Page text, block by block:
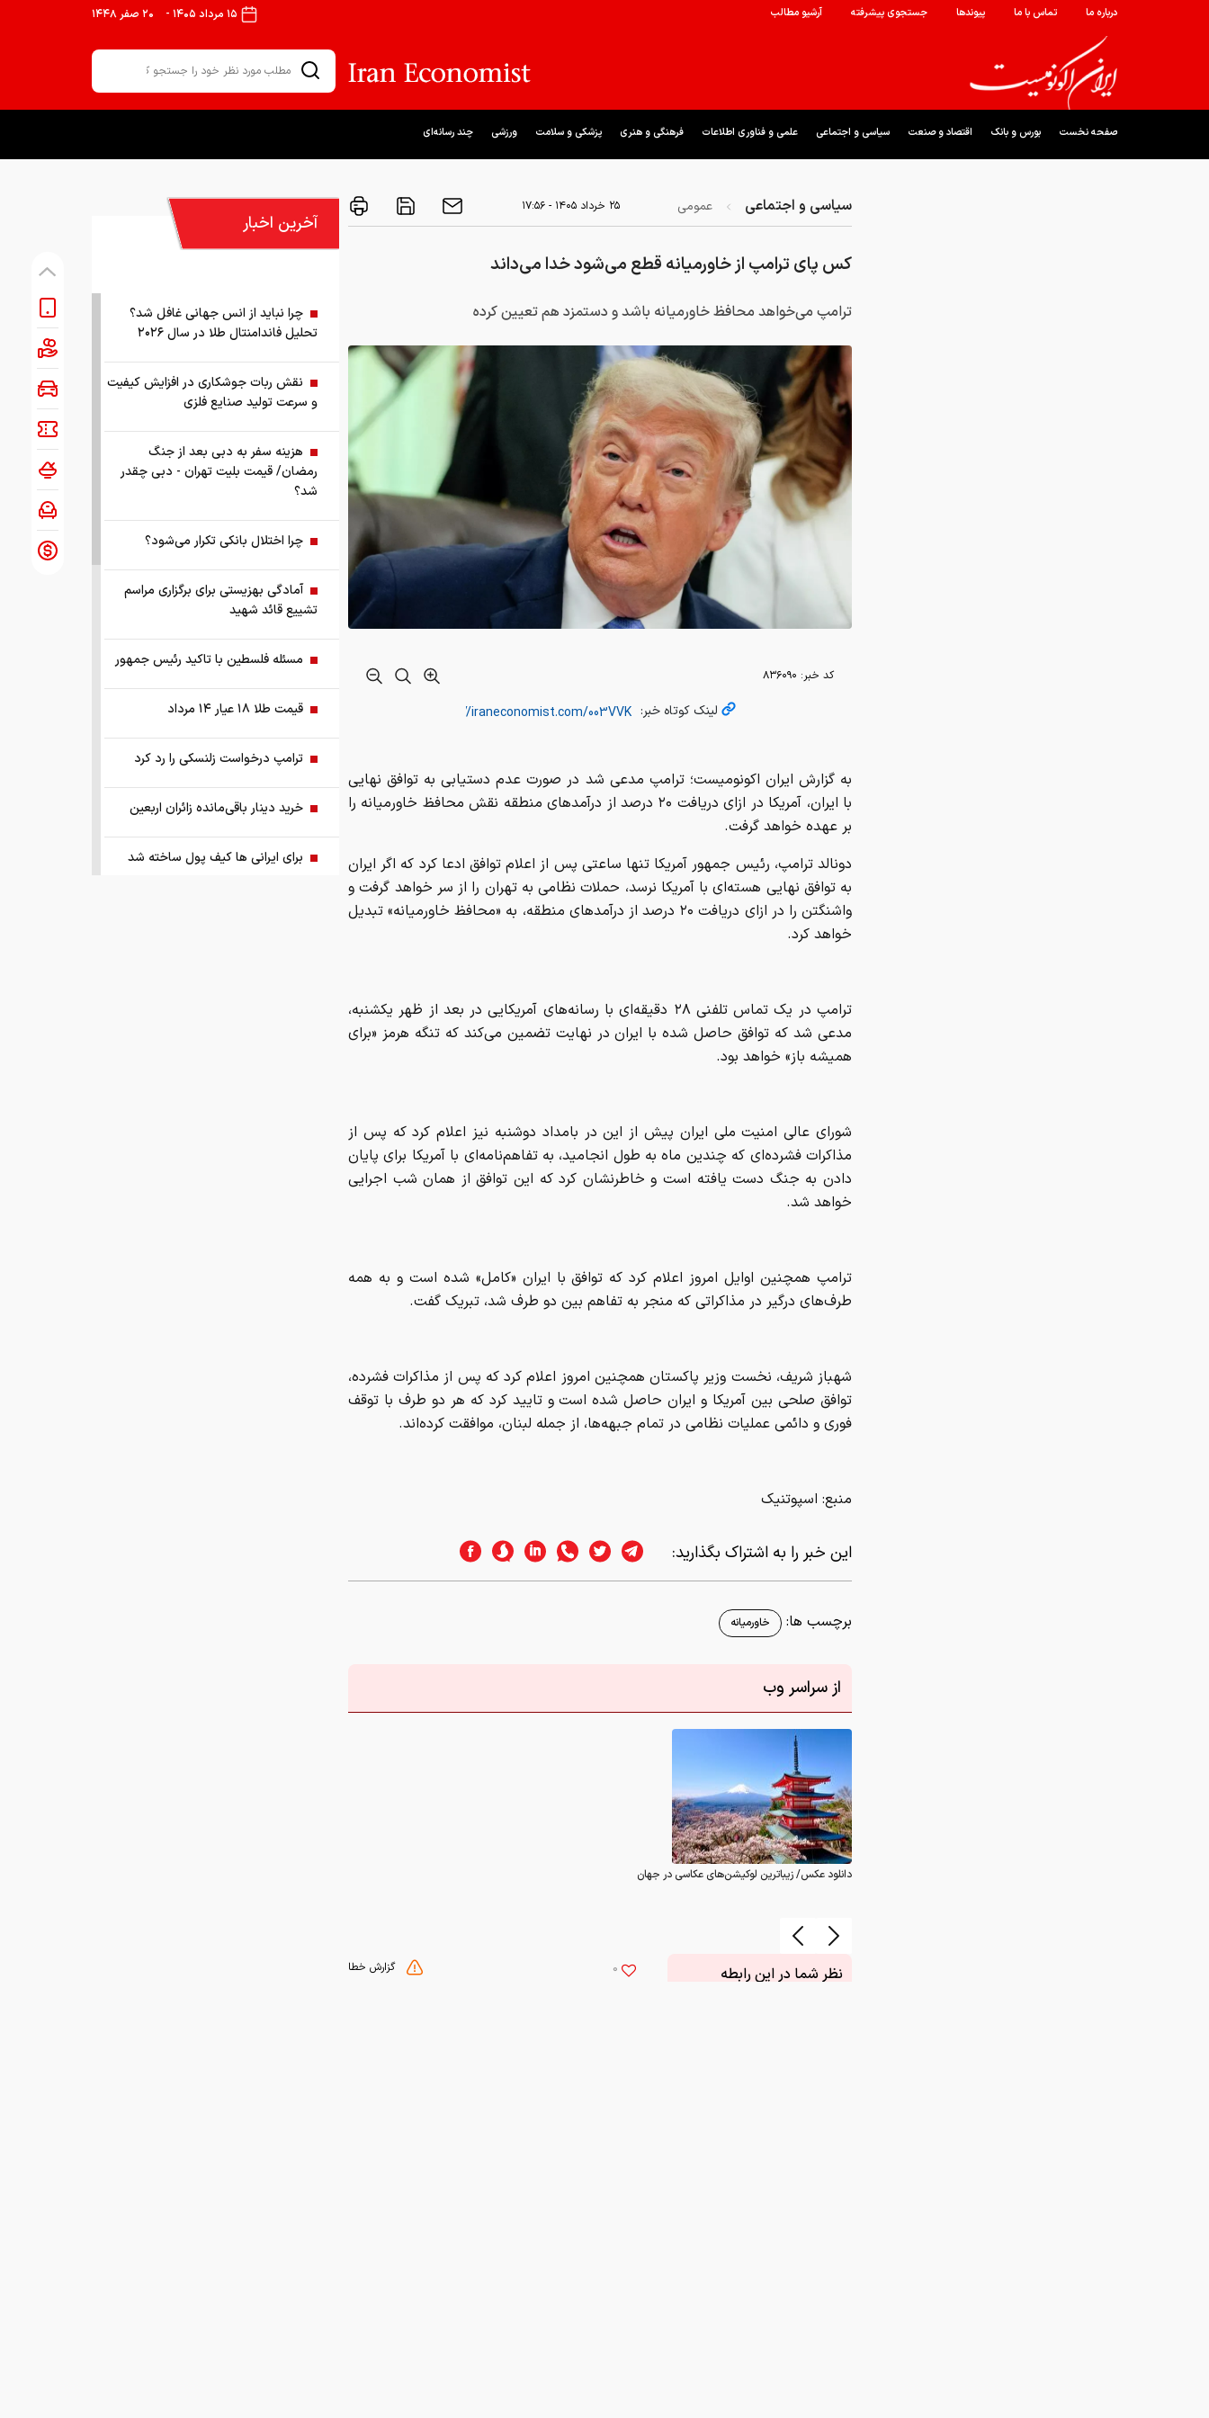
درباره ما تماس با ما پیوندها جستجوی پیشرفته آرشیو مطالب ۱۵ مرداد ۱۴۰۵ - ۲۰ صفر ۱۴۴۸
صفحه نخست بورس و بانک اقتصاد و صنعت سیاسی و اجتماعی علمی و فناوری اطلاعات فرهنگی و هنری پزشکی و سلامت ورزشی چند رسانه‌ای
سیاسی و اجتماعی عمومی ۲۵ خرداد ۱۴۰۵ - ۱۷:۵۶
کس پای ترامپ از خاورمیانه قطع می‌شود خدا می‌داند
ترامپ می‌خواهد محافظ خاورمیانه باشد و دستمزد هم تعیین کرده
کد خبر: ۸۳۶۰۹۰
لینک کوتاه خبر:
به گزارش ایران اکونومیست؛ ترامپ مدعی شد در صورت عدم دستیابی به توافق نهایی
با ایران، آمریکا در ازای دریافت ۲۰ درصد از درآمد‌های منطقه نقش محافظ خاورمیانه را
بر عهده خواهد گرفت.
دونالد ترامپ، رئیس جمهور آمریکا تنها ساعتی پس از اعلام توافق ادعا کرد که اگر ایران
به توافق نهایی هسته‌ای با آمریکا نرسد، حملات نظامی به تهران را از سر خواهد گرفت و
واشنگتن را در ازای دریافت ۲۰ درصد از درآمد‌های منطقه، به «محافظ خاورمیانه» تبدیل
خواهد کرد.
ترامپ در یک تماس تلفنی ۲۸ دقیقه‌ای با رسانه‌های آمریکایی در بعد از ظهر یکشنبه،
مدعی شد که توافق حاصل شده با ایران در نهایت تضمین می‌کند که تنگه هرمز «برای
همیشه باز» خواهد بود.
شورای عالی امنیت ملی ایران پیش از این در بامداد دوشنبه نیز اعلام کرد که پس از
مذاکرات فشرده‌ای که چندین ماه به طول انجامید، به تفاهم‌نامه‌ای با آمریکا برای پایان
دادن به جنگ دست یافته است و خاطرنشان کرد که این توافق از همان شب اجرایی
خواهد شد.
ترامپ همچنین اوایل امروز اعلام کرد که توافق با ایران «کامل» شده است و به همه
طرف‌های درگیر در مذاکراتی که منجر به تفاهم بین دو طرف شد، تبریک گفت.
شهباز شریف، نخست وزیر پاکستان همچنین امروز اعلام کرد که پس از مذاکرات فشرده،
توافق صلحی بین آمریکا و ایران حاصل شده است و تایید کرد که هر دو طرف با توقف
فوری و دائمی عملیات نظامی در تمام جبهه‌ها، از جمله لبنان، موافقت کرده‌اند.
منبع: اسپوتنیک
این خبر را به اشتراک بگذارید:
برچسب ها: خاورمیانه
از سراسر وب
دانلود عکس/ زیباترین لوکیشن‌های عکاسی در جهان
گزارش خطا 0
نظر شما در این رابطه
آخرین اخبار
چرا نباید از انس جهانی غافل شد؟
تحلیل فاندامنتال طلا در سال ۲۰۲۶
نقش ربات جوشکاری در افزایش کیفیت
و سرعت تولید صنایع فلزی
هزینه سفر به دبی بعد از جنگ
رمضان/ قیمت بلیت تهران - دبی چقدر
شد؟
چرا اختلال بانکی تکرار می‌شود؟
آمادگی بهزیستی برای برگزاری مراسم
تشییع قائد شهید
مسئله فلسطین با تاکید رئیس جمهور
قیمت طلا ۱۸ عیار ۱۴ مرداد
ترامپ درخواست زلنسکی را رد کرد
خرید دینار باقی‌مانده زائران اربعین
برای ایرانی ها کیف پول ساخته شد